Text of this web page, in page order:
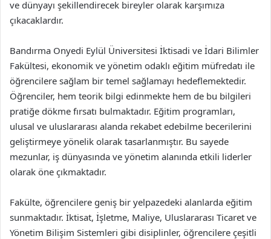
ve dünyayı şekillendirecek bireyler olarak karşımıza
çıkacaklardır.
Bandırma Onyedi Eylül Üniversitesi İktisadi ve İdari Bilimler
Fakültesi, ekonomik ve yönetim odaklı eğitim müfredatı ile
öğrencilere sağlam bir temel sağlamayı hedeflemektedir.
Öğrenciler, hem teorik bilgi edinmekte hem de bu bilgileri
pratiğe dökme fırsatı bulmaktadır. Eğitim programları,
ulusal ve uluslararası alanda rekabet edebilme becerilerini
geliştirmeye yönelik olarak tasarlanmıştır. Bu sayede
mezunlar, iş dünyasında ve yönetim alanında etkili liderler
olarak öne çıkmaktadır.
Fakülte, öğrencilere geniş bir yelpazedeki alanlarda eğitim
sunmaktadır. İktisat, İşletme, Maliye, Uluslararası Ticaret ve
Yönetim Bilişim Sistemleri gibi disiplinler, öğrencilere çeşitli